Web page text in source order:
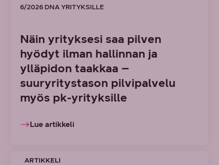
6/2026 DNA YRITYKSILLE
Näin yrityksesi saa pilven
hyödyt ilman hallinnan ja
ylläpidon taakkaa –
suuryritystason pilvipalvelu
myös pk-yrityksille
Lue artikkeli
ARTIKKELI